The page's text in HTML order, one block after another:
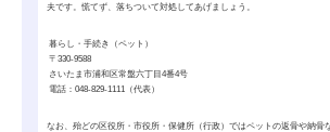
夫です。慌てず、落ちついて対処してあげましょう。
暮らし・手続き（ペット）
〒330-9588
さいたま市浦和区常盤六丁目4番4号
電話：048-829-1111（代表）
なお、殆どの区役所・市役所・保健所（行政）ではペットの返骨や納骨